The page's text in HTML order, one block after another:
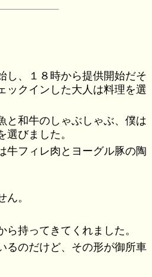
し、１８時から提供開始だそ
ックインした大人は料理を選
と和牛のしゃぶしゃぶ、僕は
選びました。
牛フィレ肉とヨーグル豚の陶
。
ら持ってきてくれました。
るのだけど、その形が御所車